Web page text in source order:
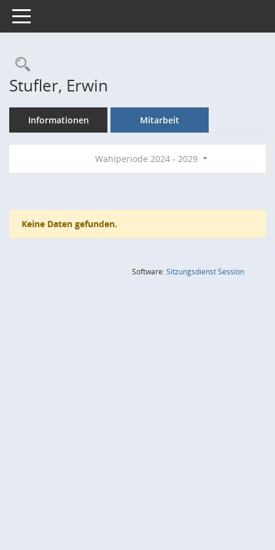
Toggle navigation
Rechercheauswahl
Stufler, Erwin
Informationen Mitarbeit
Wahlperiode 2024 - 2029
Keine Daten gefunden.
Software:SitzungsdienstSession(Wird in